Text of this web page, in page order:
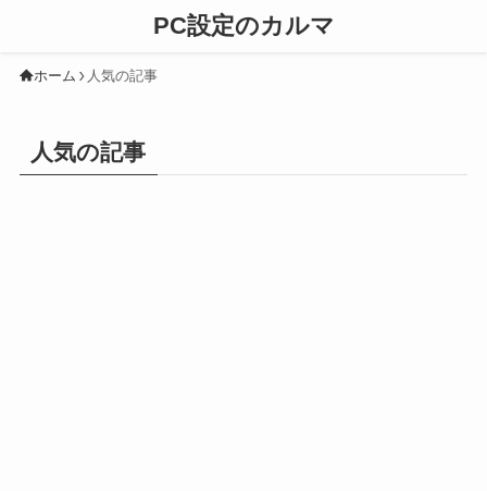
PC設定のカルマ
ホーム 人気の記事
人気の記事